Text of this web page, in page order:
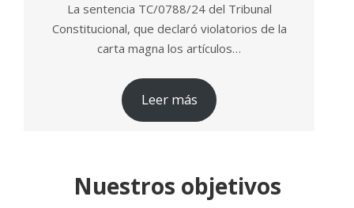
La sentencia TC/0788/24 del Tribunal
Constitucional, que declaró violatorios de la
carta magna los artículos…
Leer más
Nuestros objetivos